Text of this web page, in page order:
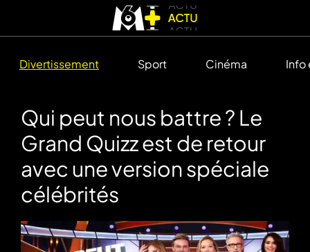
Divertissement Sport Cinéma Info
Qui peut nous battre ? Le
Grand Quizz est de retour
avec une version spéciale
célébrités